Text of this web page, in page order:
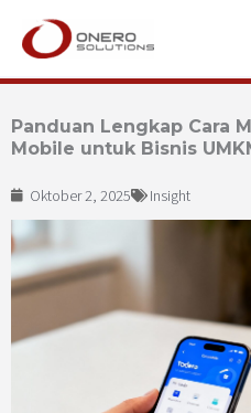
Lewati
Panduan Lengkap Cara
Mobile untuk Bisnis
Oktober 2, 2025 Insight